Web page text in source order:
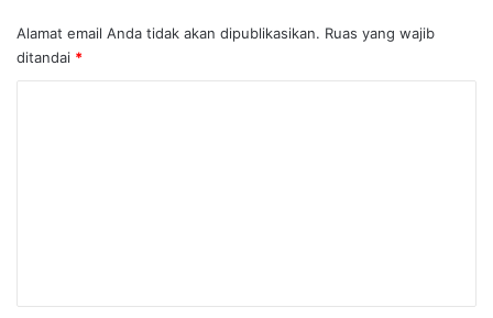
Alamat email Anda tidak akan dipublikasikan. Ruas yang wajib
ditandai *